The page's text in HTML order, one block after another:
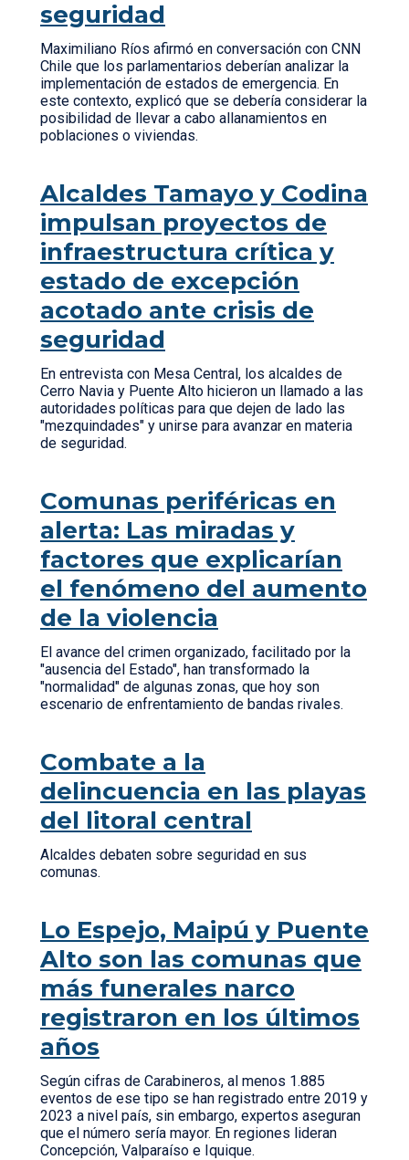
seguridad
Maximiliano Ríos afirmó en conversación con CNN
Chile que los parlamentarios deberían analizar la
implementación de estados de emergencia. En
este contexto, explicó que se debería considerar la
posibilidad de llevar a cabo allanamientos en
poblaciones o viviendas.
Alcaldes Tamayo y Codina
impulsan proyectos de
infraestructura crítica y
estado de excepción
acotado ante crisis de
seguridad
En entrevista con Mesa Central, los alcaldes de
Cerro Navia y Puente Alto hicieron un llamado a las
autoridades políticas para que dejen de lado las
"mezquindades" y unirse para avanzar en materia
de seguridad.
Comunas periféricas en
alerta: Las miradas y
factores que explicarían
el fenómeno del aumento
de la violencia
El avance del crimen organizado, facilitado por la
"ausencia del Estado", han transformado la
"normalidad" de algunas zonas, que hoy son
escenario de enfrentamiento de bandas rivales.
Combate a la
delincuencia en las playas
del litoral central
Alcaldes debaten sobre seguridad en sus
comunas.
Lo Espejo, Maipú y Puente
Alto son las comunas que
más funerales narco
registraron en los últimos
años
Según cifras de Carabineros, al menos 1.885
eventos de ese tipo se han registrado entre 2019 y
2023 a nivel país, sin embargo, expertos aseguran
que el número sería mayor. En regiones lideran
Concepción, Valparaíso e Iquique.